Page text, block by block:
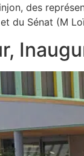
des
du Sénat (M